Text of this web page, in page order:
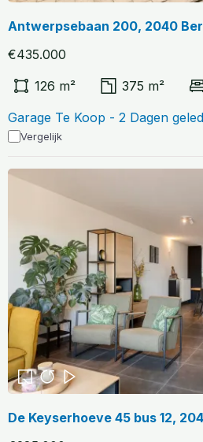
Antwerpsebaan 200, 2040
€435.000
126 m²
375 m²
Garage Te Koop - 2 Dagen
Vergelijk
De Keyserhoeve 45 bus 12,